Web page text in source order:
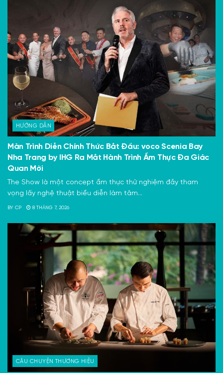
HƯỚNG DẪN
Màn Trình Diễn Chính Thức Bắt Đầu: voco Scenia Bay
Nha Trang by IHG Ra Mắt Hành Trình Ẩm Thực Đa Giác
Quan Mới
The Show là một concept ẩm thực thử nghiệm đầy tham
vọng lấy nghệ thuật biểu diễn làm tâm...
BY CP 8 THÁNG 7, 2026
CÂU CHUYỆN THƯƠNG HIỆU